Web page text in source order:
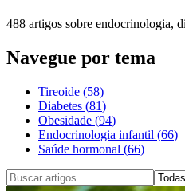
488 artigos sobre endocrinologia,
Navegue por tema
Tireoide (58)
Diabetes (81)
Obesidade (94)
Endocrinologia infantil (66)
Saúde hormonal (66)